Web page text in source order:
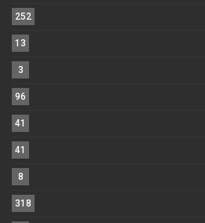
252
13
3
96
41
41
8
318